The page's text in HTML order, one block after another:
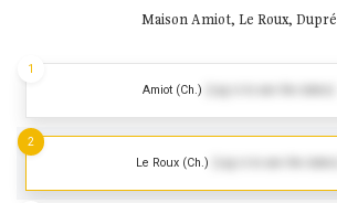
Maison Amiot, Le Roux, Dupré
Amiot (Ch.)
1
Le Roux (Ch.)
2